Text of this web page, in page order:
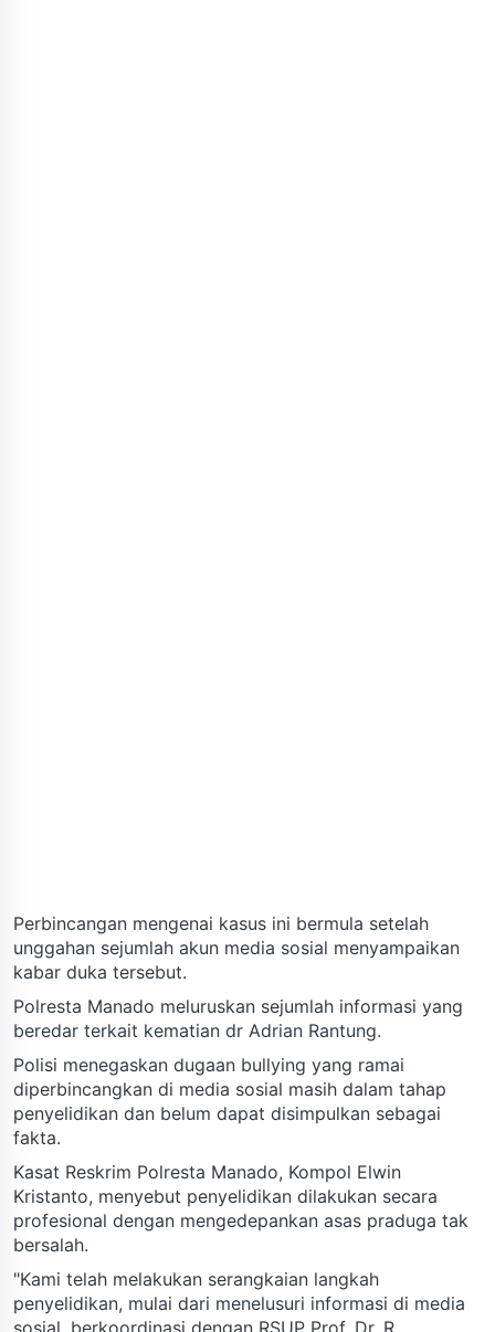
Perbincangan mengenai kasus ini bermula setelah
unggahan sejumlah akun media sosial menyampaikan
kabar duka tersebut.
Polresta Manado meluruskan sejumlah informasi yang
beredar terkait kematian dr Adrian Rantung.
Polisi menegaskan dugaan bullying yang ramai
diperbincangkan di media sosial masih dalam tahap
penyelidikan dan belum dapat disimpulkan sebagai
fakta.
Kasat Reskrim Polresta Manado, Kompol Elwin
Kristanto, menyebut penyelidikan dilakukan secara
profesional dengan mengedepankan asas praduga tak
bersalah.
"Kami telah melakukan serangkaian langkah
penyelidikan, mulai dari menelusuri informasi di media
sosial, berkoordinasi dengan RSUP Prof. Dr. R.